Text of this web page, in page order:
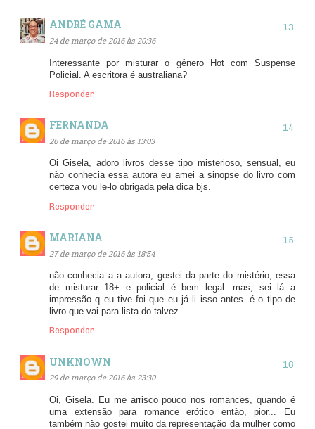
ANDRÉ GAMA
24 de março de 2016 às 20:36
Interessante por misturar o gênero Hot com Suspense
Policial. A escritora é australiana?
Responder
FERNANDA
26 de março de 2016 às 13:03
Oi Gisela, adoro livros desse tipo misterioso, sensual, eu
não conhecia essa autora eu amei a sinopse do livro com
certeza vou le-lo obrigada pela dica bjs.
Responder
MARIANA
27 de março de 2016 às 18:54
não conhecia a a autora, gostei da parte do mistério, essa
de misturar 18+ e policial é bem legal. mas, sei lá a
impressão q eu tive foi que eu já li isso antes. é o tipo de
livro que vai para lista do talvez
Responder
UNKNOWN
29 de março de 2016 às 23:30
Oi, Gisela. Eu me arrisco pouco nos romances, quando é
uma extensão para romance erótico então, pior... Eu
também não gostei muito da representação da mulher como